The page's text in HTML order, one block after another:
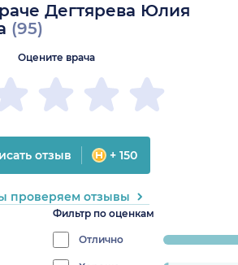
Дегтярева Юлия
(95)
Фильтр по оценкам
Отлично
progress:
Оцените врача
отзыв + 150
проверяем отзывы